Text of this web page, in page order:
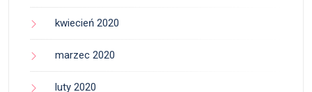
kwiecień 2020
marzec 2020
luty 2020